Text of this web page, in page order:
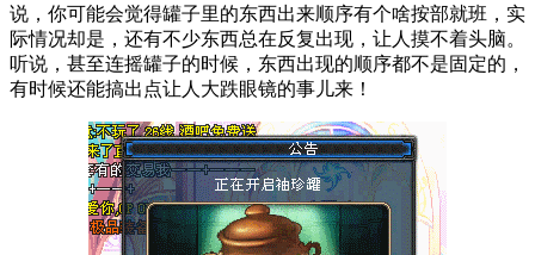
说，你可能会觉得罐子里的东西出来顺序有个啥按部就班，实
际情况却是，还有不少东西总在反复出现，让人摸不着头脑。
听说，甚至连摇罐子的时候，东西出现的顺序都不是固定的，
有时候还能搞出点让人大跌眼镜的事儿来！